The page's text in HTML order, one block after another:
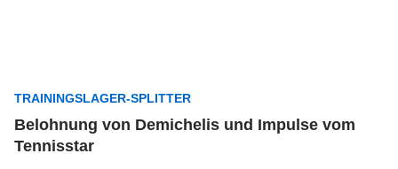
TRAININGSLAGER-SPLITTER
Belohnung von Demichelis und Impulse vom
Tennisstar